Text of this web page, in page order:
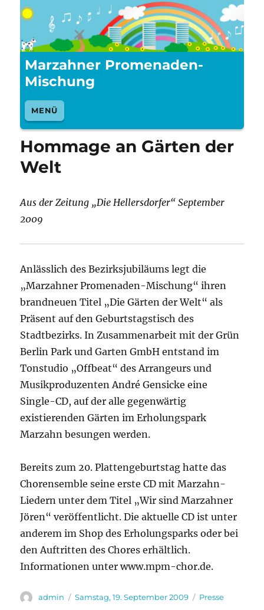
Marzahner Promenaden-
Mischung
MENÜ
Hommage an Gärten der
Welt
Aus der Zeitung „Die Hellersdorfer“ September
2009
Anlässlich des Bezirksjubiläums legt die
„Marzahner Promenaden-Mischung“ ihren
brandneuen Titel „Die Gärten der Welt“ als
Präsent auf den Geburtstagstisch des
Stadtbezirks. In Zusammenarbeit mit der Grün
Berlin Park und Garten GmbH entstand im
Tonstudio „Offbeat“ des Arrangeurs und
Musikproduzenten André Gensicke eine
Single-CD, auf der alle gegenwärtig
existierenden Gärten im Erholungspark
Marzahn besungen werden.
Bereits zum 20. Plattengeburtstag hatte das
Chorensemble seine erste CD mit Marzahn-
Liedern unter dem Titel „Wir sind Marzahner
Jören“ veröffentlicht. Die aktuelle CD ist unter
anderem im Shop des Erholungsparks oder bei
den Auftritten des Chores erhältlich.
Informationen unter www.mpm-chor.de.
Autor
admin
Veröffentlicht
Samstag, 19. September 2009 Kategorien
Presse